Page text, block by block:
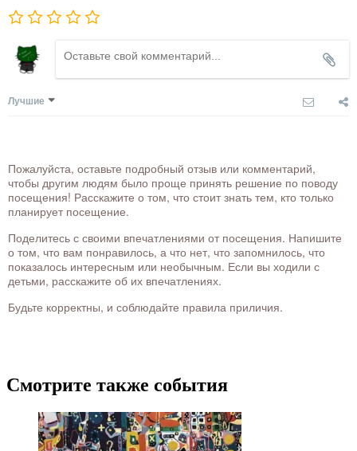
Лучшие
Пожалуйста, оставьте подробный отзыв или комментарий,
чтобы другим людям было проще принять решение по поводу
посещения! Расскажите о том, что стоит знать тем, кто только
планирует посещение.
Поделитесь с своими впечатлениями от посещения. Напишите
о том, что вам понравилось, а что нет, что запомнилось, что
показалось интересным или необычным. Если вы ходили с
детьми, расскажите об их впечатлениях.
Будьте корректны, и соблюдайте правила приличия.
Смотрите также события